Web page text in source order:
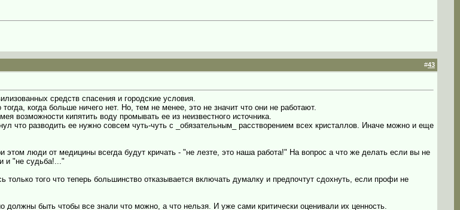
#43
средств спасения и городские условия.
когда больше ничего нет. Но, тем не менее, это не значит что они не работают.
возможности кипятить воду промывать ее из неизвестного источника.
что разводить ее нужно совсем чуть-чуть с _обязательным_ расстворением всех кристаллов. Иначе можно и еще
люди от медицины всегда будут кричать - "не лезте, это наша работа!" На вопрос а что же делать если вы не
и "не судьба!..."
того что теперь большинство отказывается включать думалку и предпочтут сдохнуть, если профи не
быть чтобы все знали что можно, а что нельзя. И уже сами критически оценивали их ценность.